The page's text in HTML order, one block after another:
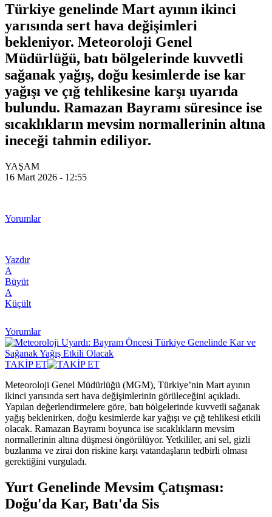
Türkiye genelinde Mart ayının ikinci
yarısında sert hava değişimleri
bekleniyor. Meteoroloji Genel
Müdürlüğü, batı bölgelerinde kuvvetli
sağanak yağış, doğu kesimlerde ise kar
yağışı ve çığ tehlikesine karşı uyarıda
bulundu. Ramazan Bayramı süresince ise
sıcaklıkların mevsim normallerinin altına
ineceği tahmin ediliyor.
YAŞAM
16 Mart 2026 - 12:55
Yorumlar
Yazdır
A
Büyüt
A
Küçült
Yorumlar
TAKİP ET
Meteoroloji Genel Müdürlüğü (MGM), Türkiye’nin Mart ayının
ikinci yarısında sert hava değişimlerinin görüleceğini açıkladı.
Yapılan değerlendirmelere göre, batı bölgelerinde kuvvetli sağanak
yağış beklenirken, doğu kesimlerde kar yağışı ve çığ tehlikesi etkili
olacak. Ramazan Bayramı boyunca ise sıcaklıkların mevsim
normallerinin altına düşmesi öngörülüyor. Yetkililer, ani sel, gizli
buzlanma ve zirai don riskine karşı vatandaşların tedbirli olması
gerektiğini vurguladı.
Yurt Genelinde Mevsim Çatışması:
Doğu'da Kar, Batı'da Sis